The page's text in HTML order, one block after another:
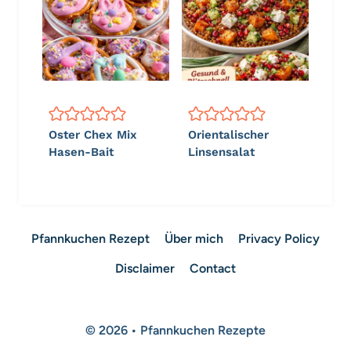
Oster Chex Mix
Hasen-Bait
Orientalischer
Linsensalat
Pfannkuchen Rezept Über mich
Privacy Policy
Disclaimer
Contact
© 2026 • Pfannkuchen Rezepte